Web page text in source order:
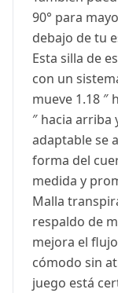
90° para
debajo de tu
Esta silla de
con un
mueve 1.18 ″
″ hacia arriba
adaptable se
forma del
medida y
Malla
respaldo de
mejora el
cómodo sin
juego está